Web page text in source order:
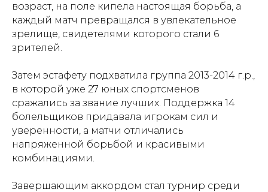
возраст, на поле кипела настоящая борьба, а
каждый матч превращался в увлекательное
зрелище, свидетелями которого стали 6
зрителей.
Затем эстафету подхватила группа 2013-2014 г.р.,
в которой уже 27 юных спортсменов
сражались за звание лучших. Поддержка 14
болельщиков придавала игрокам сил и
уверенности, а матчи отличались
напряженной борьбой и красивыми
комбинациями.
Завершающим аккордом стал турнир среди